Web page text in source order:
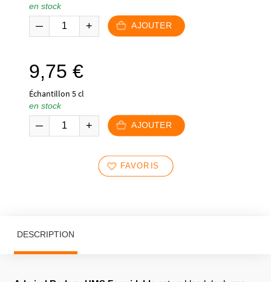
en stock
AJOUTER
9,75 €
Échantillon 5 cl
en stock
AJOUTER
FAVORIS
DESCRIPTION